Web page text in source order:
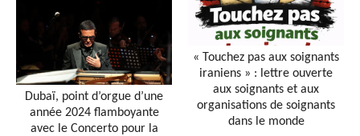
Dubaï, point d’orgue d’une
année 2024 flamboyante
avec le Concerto pour la
« Touchez pas aux soignants
iraniens » : lettre ouverte
aux soignants et aux
organisations de soignants
dans le monde